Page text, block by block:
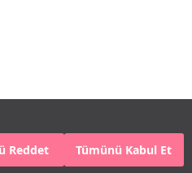
Reddet Tümünü Kabul Et